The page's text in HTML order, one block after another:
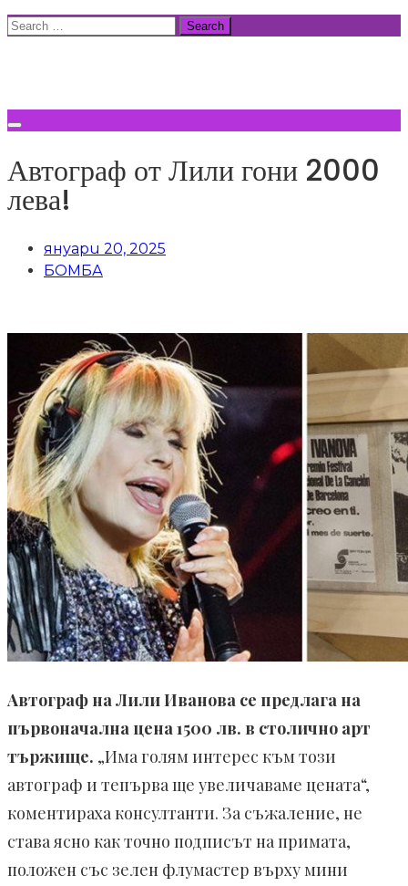
Skip
Search
Автограф от Лили гони 2000
лева!
януари 20, 2025
БОМБА
Автограф на Лили Иванова се предлага на
първоначална цена 1500 лв. в столично арт
тържище. „Има голям интерес към този
автограф и тепърва ще увеличаваме цената“,
коментираха консултанти. За съжаление, не
става ясно как точно подписът на примата,
положен със зелен флумастер върху мини